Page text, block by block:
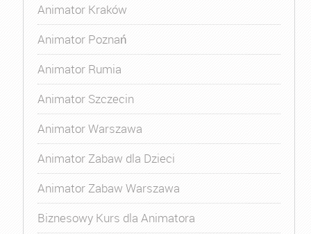
Animator Kraków
Animator Poznań
Animator Rumia
Animator Szczecin
Animator Warszawa
Animator Zabaw dla Dzieci
Animator Zabaw Warszawa
Biznesowy Kurs dla Animatora